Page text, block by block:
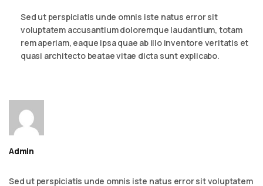
Sed ut perspiciatis unde omnis iste natus error sit
voluptatem accusantium doloremque laudantium, totam
rem aperiam, eaque ipsa quae ab illo inventore veritatis et
quasi architecto beatae vitae dicta sunt explicabo.
Admin
Sed ut perspiciatis unde omnis iste natus error sit voluptatem